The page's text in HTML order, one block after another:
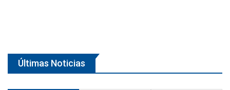
Últimas Noticias